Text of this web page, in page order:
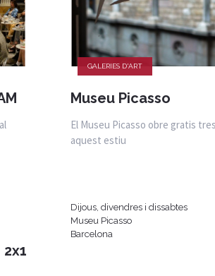
2x1
GALERIES D'ART
Museu Picasso
El Museu Picasso obre gratis
aquest estiu
Dijous, divendres i dissabtes
Museu Picasso
Barcelona